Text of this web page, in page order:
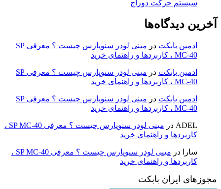
سیستم حرکت دوراج
آخرین دیدگاه‌ها
ادمین بابکت در
مینی لودر سنوپارس چیست ؟ معرفی SP
MC-40 ، کاربردها و راهنمای خرید
ادمین بابکت در
مینی لودر سنوپارس چیست ؟ معرفی SP
MC-40 ، کاربردها و راهنمای خرید
ادمین بابکت در
مینی لودر سنوپارس چیست ؟ معرفی SP
MC-40 ، کاربردها و راهنمای خرید
ADEL در
مینی لودر سنوپارس چیست ؟ معرفی SP MC-40 ،
کاربردها و راهنمای خرید
سارا در
مینی لودر سنوپارس چیست ؟ معرفی SP MC-40 ،
کاربردها و راهنمای خرید
مجوزهای ایران بابکت